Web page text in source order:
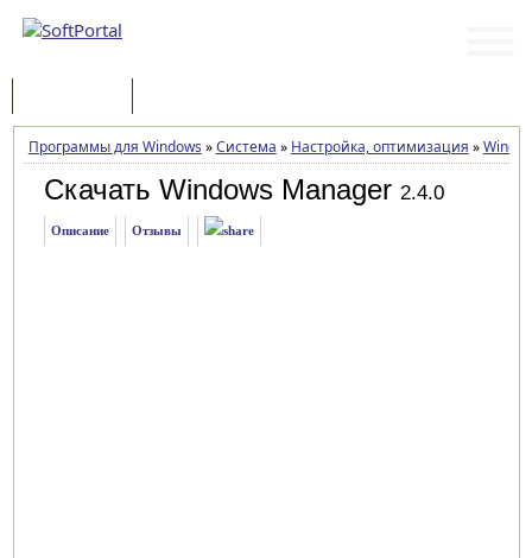
Программы для Windows »Система » Настройка, оптимизация »
Скачать Windows Manager 2.4.0
Описание Отзывы